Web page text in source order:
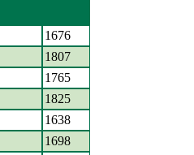
1676
1807
1765
1825
1638
1698